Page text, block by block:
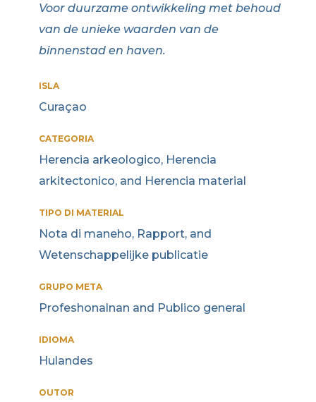
Voor duurzame ontwikkeling met behoud
van de unieke waarden van de
binnenstad en haven.
ISLA
Curaçao
CATEGORIA
Herencia arkeologico, Herencia
arkitectonico, and Herencia material
TIPO DI MATERIAL
Nota di maneho, Rapport, and
Wetenschappelijke publicatie
GRUPO META
Profeshonalnan and Publico general
IDIOMA
Hulandes
OUTOR